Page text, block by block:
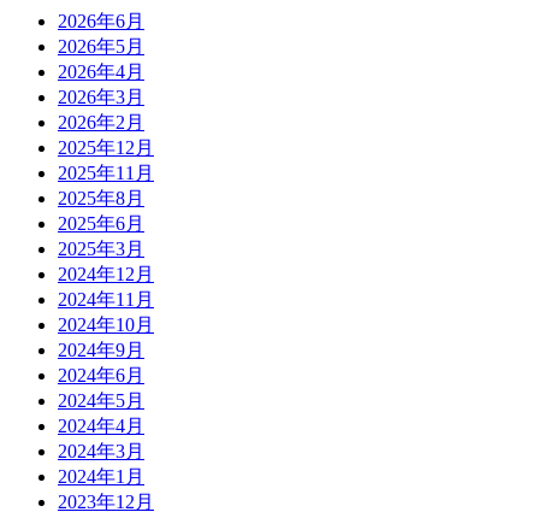
2026年6月
2026年5月
2026年4月
2026年3月
2026年2月
2025年12月
2025年11月
2025年8月
2025年6月
2025年3月
2024年12月
2024年11月
2024年10月
2024年9月
2024年6月
2024年5月
2024年4月
2024年3月
2024年1月
2023年12月